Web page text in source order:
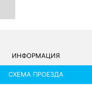
ИНФОРМАЦИЯ
СХЕМА ПРОЕЗДА